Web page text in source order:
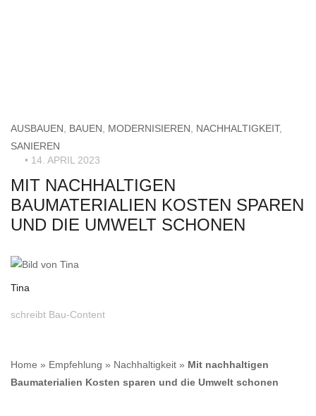
AUSBAUEN BAUEN MODERNISIEREN NACHHALTIGKEIT,
SANIEREN
• 14. APRIL 2023
MIT NACHHALTIGEN
BAUMATERIALIEN KOSTEN SPAREN
UND DIE UMWELT SCHONEN
Tina
schreibt Bau-Content
Home » Empfehlung » Nachhaltigkeit » Mit nachhaltigen
Baumaterialien Kosten sparen und die Umwelt schonen